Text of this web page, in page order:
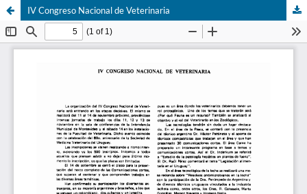
IV Congreso Nacional de Veterinaria